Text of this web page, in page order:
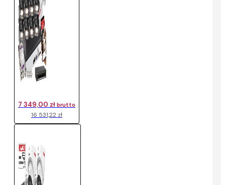
16 531,22 zł
7 349,00 zł brutto